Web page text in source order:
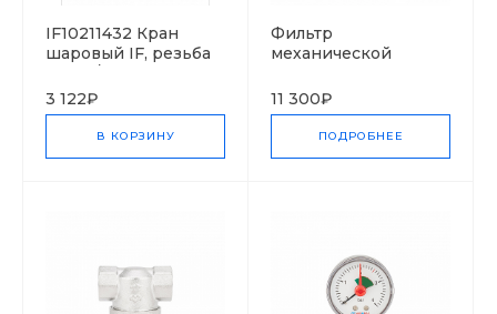
IF10211432 Кран
шаровый IF, резьба
11/4"
3 122₽
В КОРЗИНУ
Фильтр
механической
воды Protector mini
H/R
11 300₽
ПОДРОБНЕЕ